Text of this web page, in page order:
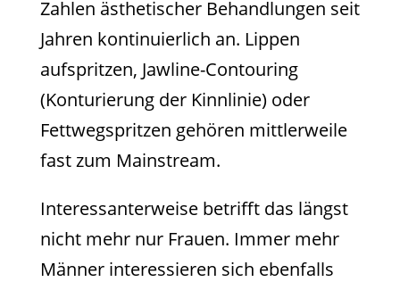
Zahlen ästhetischer Behandlungen seit
Jahren kontinuierlich an. Lippen
aufspritzen, Jawline-Contouring
(Konturierung der Kinnlinie) oder
Fettwegspritzen gehören mittlerweile
fast zum Mainstream.
Interessanterweise betrifft das längst
nicht mehr nur Frauen. Immer mehr
Männer interessieren sich ebenfalls